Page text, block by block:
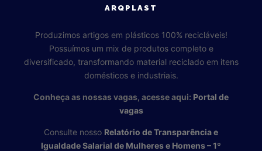
ARQPLAST
Produzimos artigos em plásticos 100% recicláveis!
Possuímos um mix de produtos completo e
diversificado, transformando material reciclado em itens
domésticos e industriais.
Conheça as nossas vagas, acesse aqui: Portal de
vagas
Consulte nosso Relatório de Transparência e
Igualdade Salarial de Mulheres e Homens – 1º